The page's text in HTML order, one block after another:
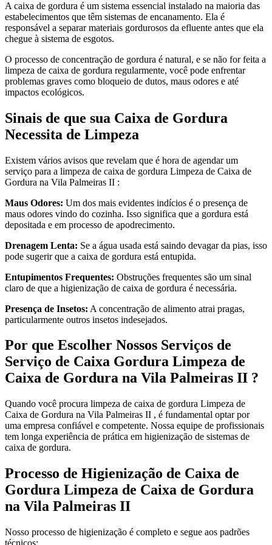
A caixa de gordura é um sistema essencial instalado na maioria das
estabelecimentos que têm sistemas de encanamento. Ela é
responsável a separar materiais gordurosos da efluente antes que ela
chegue à sistema de esgotos.
O processo de concentração de gordura é natural, e se não for feita a
limpeza de caixa de gordura regularmente, você pode enfrentar
problemas graves como bloqueio de dutos, maus odores e até
impactos ecológicos.
Sinais de que sua Caixa de Gordura
Necessita de Limpeza
Existem vários avisos que revelam que é hora de agendar um
serviço para a limpeza de caixa de gordura Limpeza de Caixa de
Gordura na Vila Palmeiras II :
Maus Odores: Um dos mais evidentes indícios é o presença de
maus odores vindo do cozinha. Isso significa que a gordura está
depositada e em processo de apodrecimento.
Drenagem Lenta: Se a água usada está saindo devagar da pias, isso
pode sugerir que a caixa de gordura está entupida.
Entupimentos Frequentes: Obstruções frequentes são um sinal
claro de que a higienização de caixa de gordura é necessária.
Presença de Insetos: A concentração de alimento atrai pragas,
particularmente outros insetos indesejados.
Por que Escolher Nossos Serviços de
Serviço de Caixa Gordura Limpeza de
Caixa de Gordura na Vila Palmeiras II ?
Quando você procura limpeza de caixa de gordura Limpeza de
Caixa de Gordura na Vila Palmeiras II , é fundamental optar por
uma empresa confiável e competente. Nossa equipe de profissionais
tem longa experiência de prática em higienização de sistemas de
caixa de gordura.
Processo de Higienização de Caixa de
Gordura Limpeza de Caixa de Gordura
na Vila Palmeiras II
Nosso processo de higienização é completo e segue aos padrões